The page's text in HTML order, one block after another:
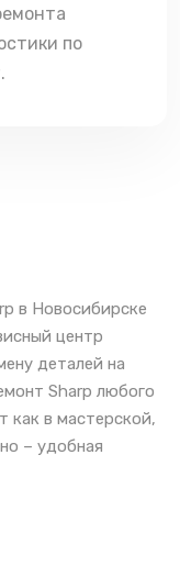
по
в Новосибирске
центр
деталей на
Sharp любого
как в мастерской,
– удобная